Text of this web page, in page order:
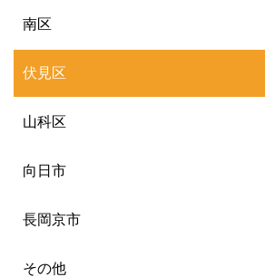
南区
伏見区
山科区
向日市
長岡京市
その他